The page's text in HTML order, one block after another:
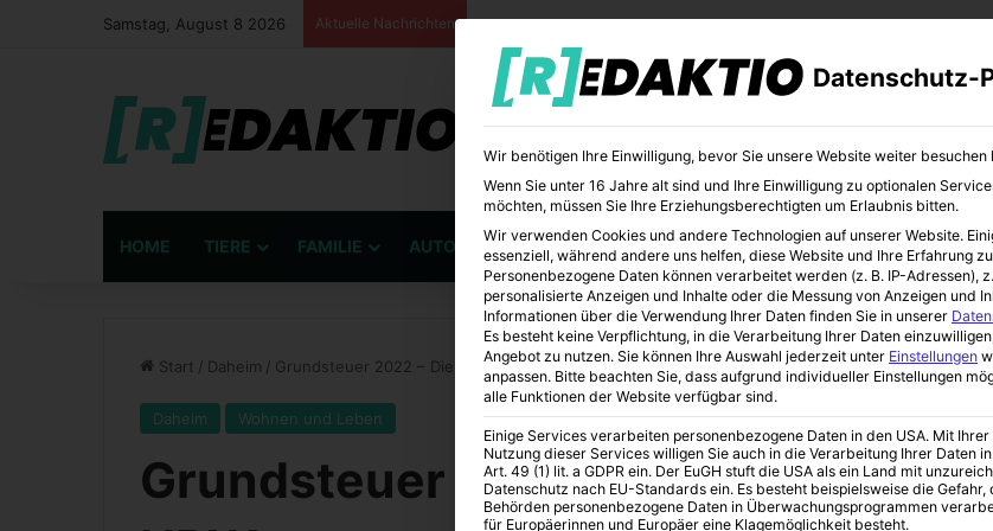
Samstag, August 8 2026 Aktuelle Nachrichten
HOME TIERE FAMILIE AUTO BÜCHER BILDUNG KUNST
Start / Daheim / Grundsteuer 2022 – Die Reform in NRW
Daheim Wohnen und Leben
Grundsteuer 2022 – Die Reform in
Datenschutz-
Wir benötigen Ihre Einwilligung, bevor Sie unsere Website weiter besuchen
Wenn Sie unter 16 Jahre alt sind und Ihre Einwilligung zu optionalen
möchten, müssen Sie Ihre Erziehungsberechtigten um Erlaubnis bitten.
Wir verwenden Cookies und andere Technologien auf unserer Website.
essenziell, während andere uns helfen, diese Website und Ihre Erfahrung
Personenbezogene Daten können verarbeitet werden (z. B. IP-Adressen),
personalisierte Anzeigen und Inhalte oder die Messung von Anzeigen und
Informationen über die Verwendung Ihrer Daten finden Sie in unserer
Es besteht keine Verpflichtung, in die Verarbeitung Ihrer Daten
Angebot zu nutzen. Sie können Ihre Auswahl jederzeit unter Einstellungen
anpassen. Bitte beachten Sie, dass aufgrund individueller Einstellungen
alle Funktionen der Website verfügbar sind.
Einige Services verarbeiten personenbezogene Daten in den USA. Mit
Nutzung dieser Services willigen Sie auch in die Verarbeitung Ihrer Daten
Art. 49 (1) lit. a GDPR ein. Der EuGH stuft die USA als ein Land mit
Datenschutz nach EU-Standards ein. Es besteht beispielsweise die Gefahr,
Behörden personenbezogene Daten in Überwachungsprogrammen
für Europäerinnen und Europäer eine Klagemöglichkeit besteht.